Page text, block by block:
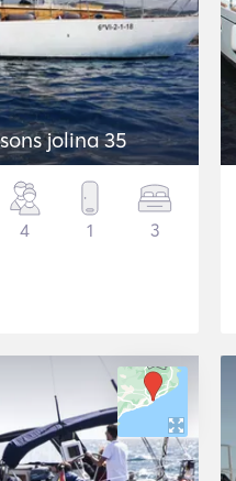
jolina 35
4 1 3